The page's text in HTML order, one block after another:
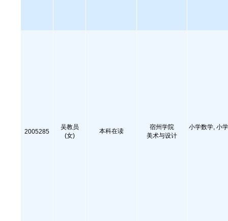
2005285
吴教员
(女)
本科在读
宿州学院
美术与设计
小学数学, 小